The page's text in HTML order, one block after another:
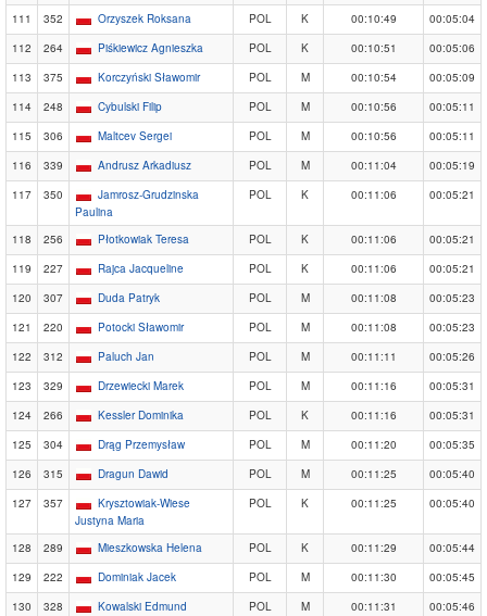
111
352 Orzyszek Roksana POL K 00:10:49
00:05:04
112
264 Piśkiewicz Agnieszka POL K 00:10:51
00:05:06
113
375 Korczyński Sławomir POL M 00:10:54
00:05:09
114
248 Cybulski Filip POL M 00:10:56
00:05:11
115
306 Maltcev Sergei POL M 00:10:56
00:05:11
116
339 Andrusz Arkadiusz POL M 00:11:04
00:05:19
117
350
Jamrosz-Grudzinska
Paulina
POL K 00:11:06 00:05:21
118 256 Płotkowiak Teresa POL K 00:11:06
00:05:21
119
227 Rajca Jacqueline POL K 00:11:06
00:05:21
120
307 Duda Patryk POL M 00:11:08
00:05:23
121
220 Potocki Sławomir POL M 00:11:08
00:05:23
122
312 Paluch Jan POL M 00:11:11
00:05:26
123
329 Drzewiecki Marek POL M 00:11:16
00:05:31
124
266 Kessler Dominika POL K 00:11:16
00:05:31
125
304 Drąg Przemysław POL M 00:11:20
00:05:35
126
315 Dragun Dawid POL M 00:11:25
00:05:40
127
357
Krysztowiak-Wiese
Justyna Maria
POL K 00:11:25 00:05:40
128 289 Mieszkowska Helena POL K 00:11:29
00:05:44
129
222 Dominiak Jacek POL M 00:11:30
00:05:45
130
328 Kowalski Edmund POL M 00:11:31
00:05:46